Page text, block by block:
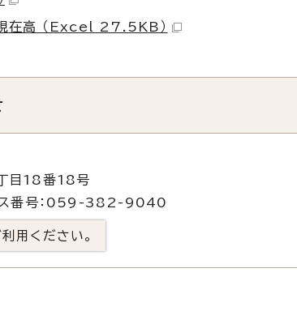
在高 （Excel 27.5KB）
目18番18号
番号：059-382-9040
用ください。